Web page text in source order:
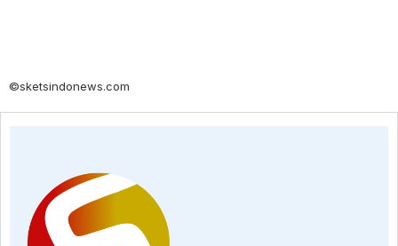
©sketsindonews.com